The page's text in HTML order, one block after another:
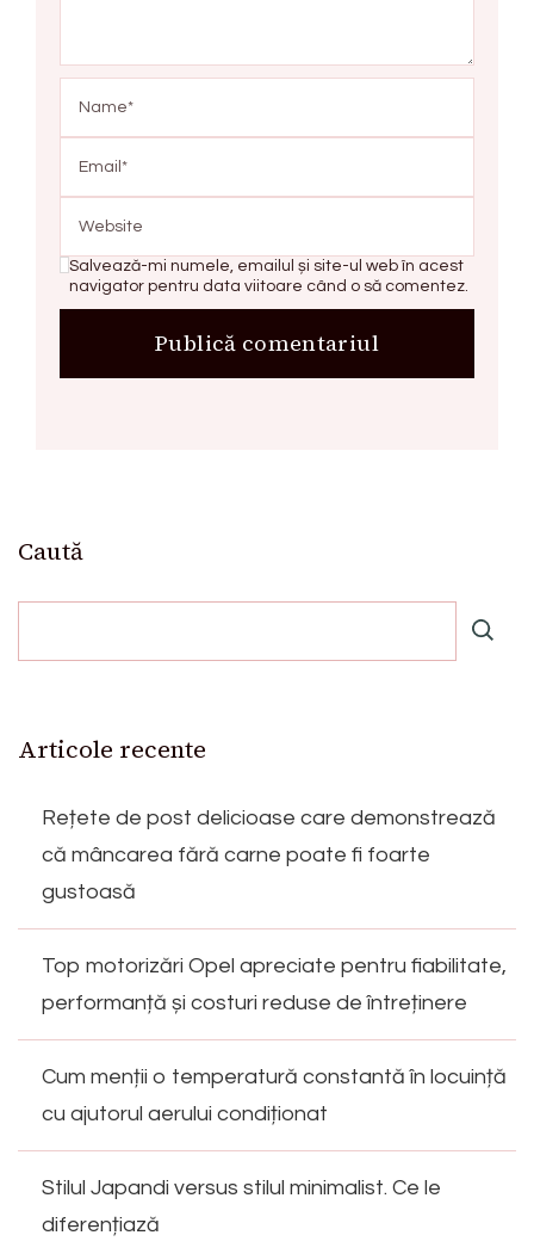
Salvează-mi numele, emailul și site-ul web în acest
navigator pentru data viitoare când o să comentez.
Caută
Articole recente
Rețete de post delicioase care demonstrează
că mâncarea fără carne poate fi foarte
gustoasă
Top motorizări Opel apreciate pentru fiabilitate,
performanță și costuri reduse de întreținere
Cum menții o temperatură constantă în locuință
cu ajutorul aerului condiționat
Stilul Japandi versus stilul minimalist. Ce le
diferențiază